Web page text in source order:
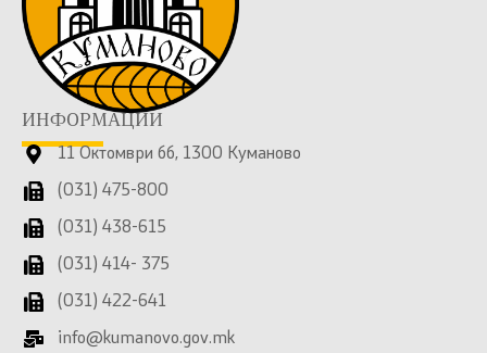
ИНФОРМАЦИИ
11 Октомври бб, 1300 Куманово
(031) 475-800
(031) 438-615
(031) 414- 375
(031) 422-641
info@kumanovo.gov.mk